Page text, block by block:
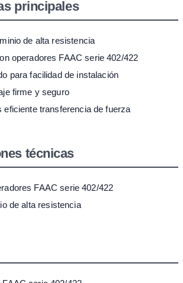
principales
de alta resistencia
operadores FAAC serie 402/422
para facilidad de instalación
firme y seguro
eficiente transferencia de fuerza
técnicas
FAAC serie 402/422
de alta resistencia